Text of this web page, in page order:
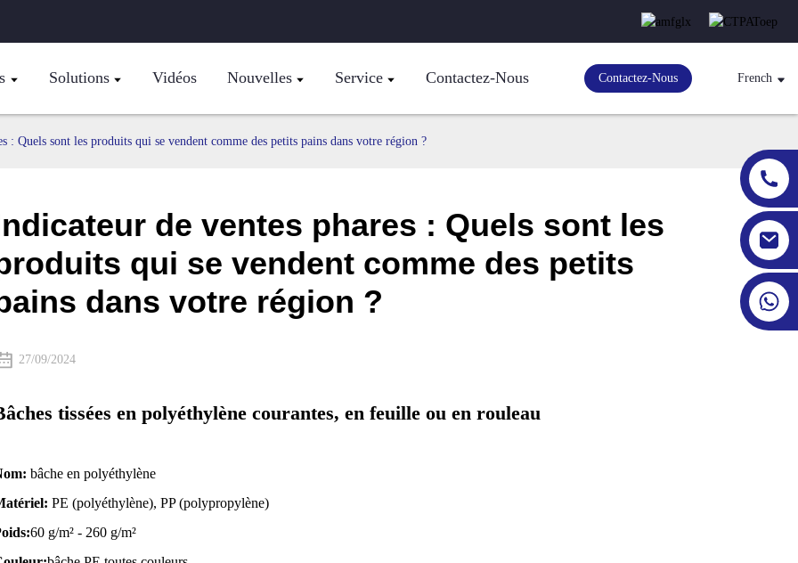
Solutions Vidéos Nouvelles Service Contactez-Nous Contactez-Nous French
: Quels sont les produits qui se vendent comme des petits pains dans votre région ?
de ventes phares : Quels sont les
qui se vendent comme des petits
dans votre région ?
27/09/2024
tissées en polyéthylène courantes, en feuille ou en rouleau
bâche en polyéthylène
PE (polyéthylène), PP (polypropylène)
60 g/m² - 260 g/m²